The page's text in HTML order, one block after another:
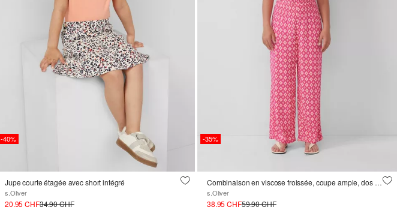
-40%
Jupe courte étagée avec short intégré
s.Oliver
20.95 CHF34.90 CHF
-35%
Combinaison en viscose froissée, coupe ample, dos échancré
s.Oliver
38.95 CHF59.90 CHF